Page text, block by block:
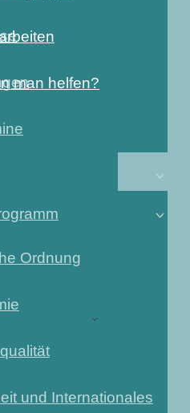
Ordnung
und Internationales
man helfen?